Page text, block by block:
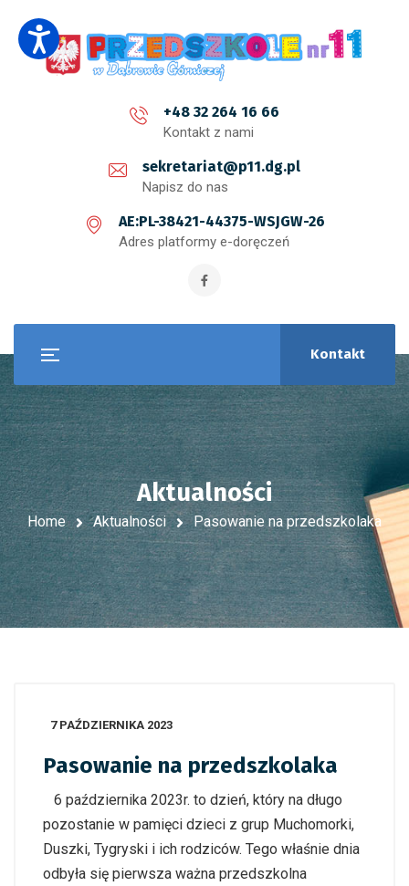
+48 32 264 16 66
Kontakt z nami
sekretariat@p11.dg.pl
Napisz do nas
AE:PL-38421-44375-WSJGW-26
Adres platformy e-doręczeń
Kontakt
Aktualności
Home Aktualności Pasowanie na przedszkolaka
7 PAŹDZIERNIKA 2023
Pasowanie na przedszkolaka
6 października 2023r. to dzień, który na długo
pozostanie w pamięci dzieci z grup Muchomorki,
Duszki, Tygryski i ich rodziców. Tego właśnie dnia
odbyła się pierwsza ważna przedszkolna